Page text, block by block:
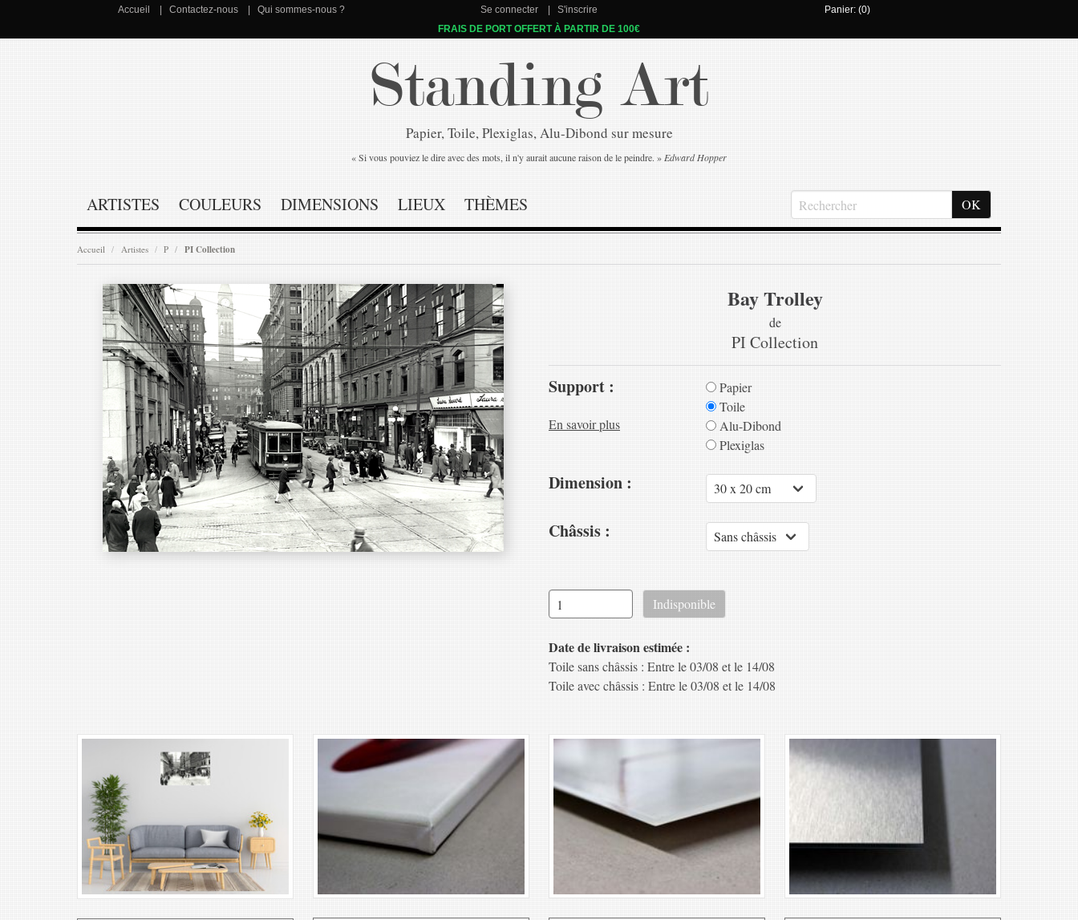
Accueil Contactez-nous Qui sommes-nous ? Se connecter S'inscrire
Panier: (0)
FRAIS DE PORT OFFERT À PARTIR DE 100€
Standing Art
Papier, Toile, Plexiglas, Alu-Dibond sur mesure
« Si vous pouviez le dire avec des mots, il n'y aurait aucune raison de le peindre. » Edward Hopper
ARTISTES COULEURS DIMENSIONS LIEUX THÈMES
Accueil Artistes P PI Collection
Bay Trolley
de
PI Collection
Support :
En savoir plus
Papier
Toile
Alu-Dibond
Plexiglas
Dimension :
Châssis :
Date de livraison estimée :
Toile sans châssis : Entre le 03/08 et le 14/08
Toile avec châssis : Entre le 03/08 et le 14/08